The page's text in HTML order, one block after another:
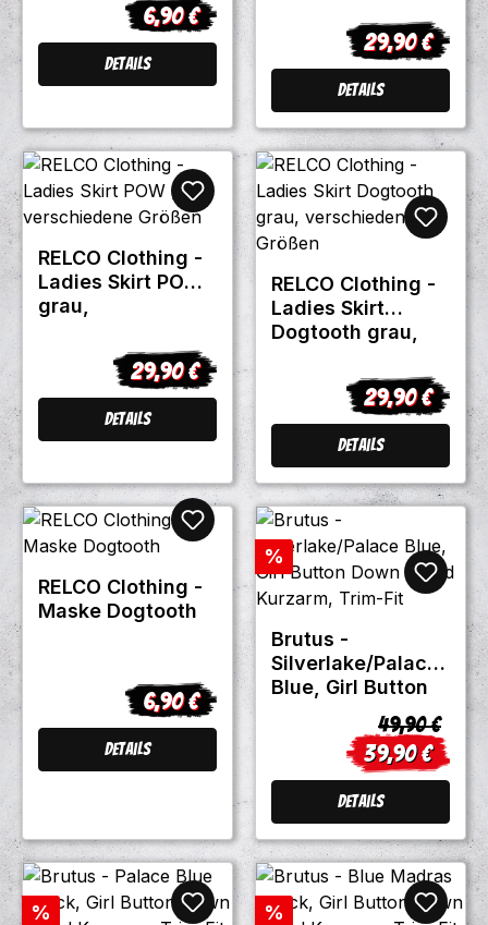
Regulärer Preis:
6,90 €
Details
Regulärer
29,90 €
Details
RELCO Clothing -
Ladies Skirt POW
grau,
Regulärer Preis:
29,90 €
Details
RELCO Clothing -
Ladies Skirt
Dogtooth grau,
Regulärer
29,90 €
Details
RELCO Clothing -
Maske Dogtooth
Regulärer Preis:
6,90 €
Details
Rabatt
%
Brutus -
Silverlake/Palace
Blue, Girl Button
Down Hemd
Kurzarm, Trim-Fit
Verkaufspreis:
39,90 €
Regulärer
49,90 €
Details
Rabatt
% Rabatt
%